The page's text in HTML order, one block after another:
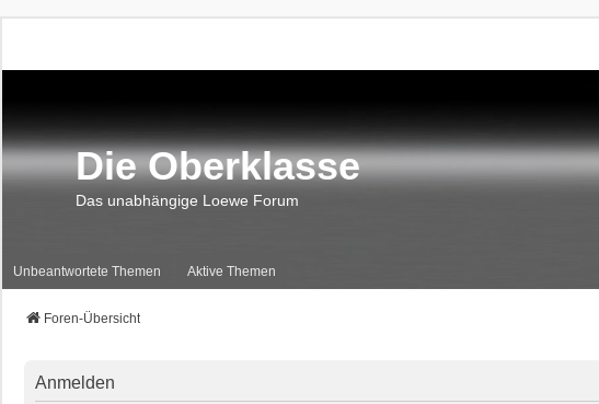
Die Oberklasse
Das unabhängige Loewe Forum
Unbeantwortete Themen Aktive Themen
Foren-Übersicht
Anmelden